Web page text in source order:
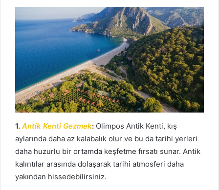
1.Antik Kenti Gezmek: Olimpos Antik Kenti, kış
aylarında daha az kalabalık olur ve bu da tarihi yerleri
daha huzurlu bir ortamda keşfetme fırsatı sunar. Antik
kalıntılar arasında dolaşarak tarihi atmosferi daha
yakından hissedebilirsiniz.